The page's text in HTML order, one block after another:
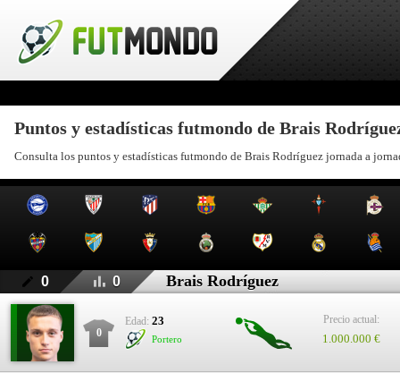
Puntos y estadísticas futmondo de Brais
Consulta los puntos y estadísticas futmondo de Brais Rodríguez jornada a
0 0 Brais Rodríguez
0
Edad: 23
Portero
Precio actual:
1.000.000 €